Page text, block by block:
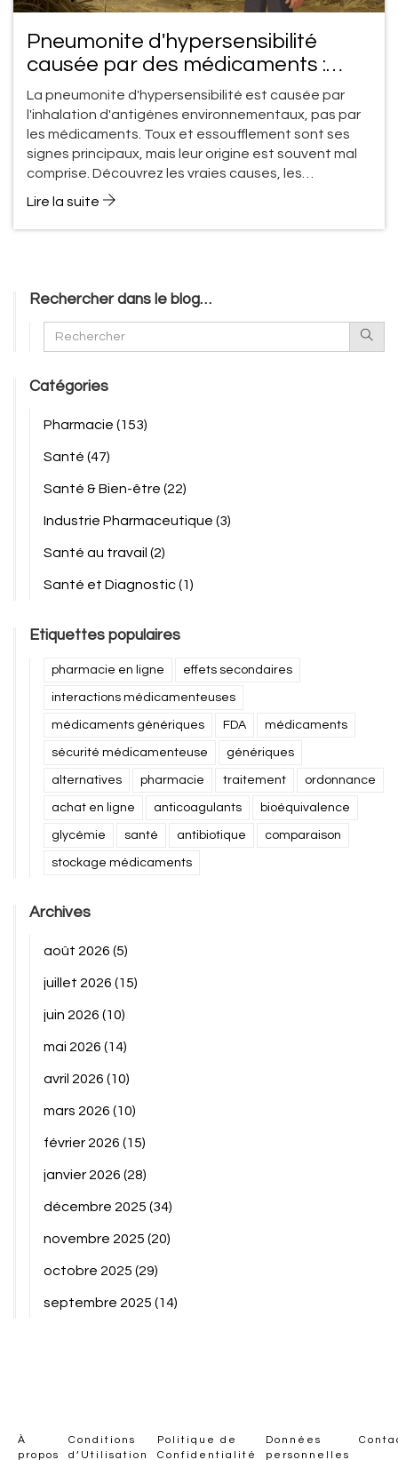
Pneumonite d'hypersensibilité
causée par des médicaments :
toux et essoufflement
La pneumonite d'hypersensibilité est causée par
l'inhalation d'antigènes environnementaux, pas par
les médicaments. Toux et essoufflement sont ses
signes principaux, mais leur origine est souvent mal
comprise. Découvrez les vraies causes, les
diagnostics et les traitements efficaces.
Lire la suite
Rechercher dans le blog…
Catégories
Pharmacie (153)
Santé (47)
Santé & Bien-être (22)
Industrie Pharmaceutique (3)
Santé au travail (2)
Santé et Diagnostic(1)
Etiquettes populaires
pharmacie en ligne effets secondaires
interactions médicamenteuses
médicaments génériques FDA médicaments
sécurité médicamenteuse génériques
alternatives pharmacie traitement ordonnance
achat en ligne anticoagulants bioéquivalence
glycémie santé antibiotique comparaison
stockage médicaments
Archives
août 2026 (5)
juillet 2026 (15)
juin 2026 (10)
mai 2026 (14)
avril 2026 (10)
mars 2026 (10)
février 2026 (15)
janvier 2026 (28)
décembre 2025 (34)
novembre 2025 (20)
octobre 2025 (29)
septembre 2025 (14)
À
propos
Conditions
d’Utilisation
Politique de
Confidentialité
Données
personnelles